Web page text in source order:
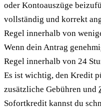
oder Kontoauszüge
vollständig und korrekt
Regel innerhalb von
Wenn dein Antrag
Regel innerhalb von 24
Es ist wichtig, den Kredit
zusätzliche Gebühren und
Sofortkredit kannst du